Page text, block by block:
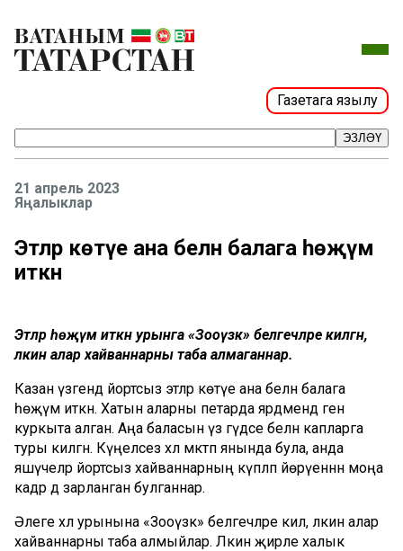
Газетага язылу
ЭЗЛӘҮ
21 апрель 2023
Яңалыклар
Этләр көтүе ана белән балага һөҗүм
иткән
Этләр һөҗүм иткән урынга «Зооүзәк» белгечләре килгән,
ләкин алар хайваннарны таба алмаганнар.
Казан үзәгендә йортсыз этләр көтүе ана белән балага
һөҗүм иткән. Хатын аларны петарда ярдәмендә генә
куркыта алган. Аңа баласын үз гәүдәсе белән капларга
туры килгән. Күңелсез хәл мәктәп янында була, анда
яшәүчеләр йортсыз хайваннарның күпләп йөрүеннән моңа
кадәр дә зарланган булганнар.
Әлеге хәл урынына «Зооүзәк» белгечләре килә, ләкин алар
хайваннарны таба алмыйлар. Ләкин җирле халык